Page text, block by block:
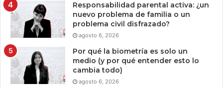
Responsabilidad parental activa: ¿un
nuevo problema de familia o un
problema civil disfrazado?
agosto 6, 2026
Por qué la biometría es solo un
medio (y por qué entender esto lo
cambia todo)
agosto 6, 2026